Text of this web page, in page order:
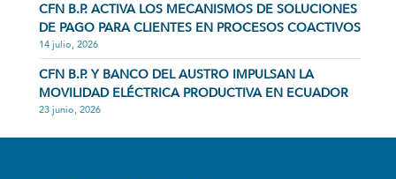
CFN B.P. ACTIVA LOS MECANISMOS DE SOLUCIONES
DE PAGO PARA CLIENTES EN PROCESOS COACTIVOS
14 julio, 2026
CFN B.P. Y BANCO DEL AUSTRO IMPULSAN LA
MOVILIDAD ELÉCTRICA PRODUCTIVA EN ECUADOR
23 junio, 2026